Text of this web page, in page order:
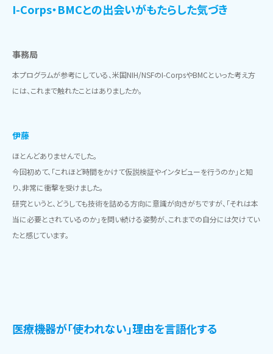
I-Corps・BMCとの出会いがもたらした気づき
事務局
本プログラムが参考にしている、米国NIH/NSFのI-CorpsやBMCといった考え方
には、これまで触れたことはありましたか。
伊藤
ほとんどありませんでした。
今回初めて、「これほど時間をかけて仮説検証やインタビューを行うのか」と知
り、非常に衝撃を受けました。
研究というと、どうしても技術を詰める方向に意識が向きがちですが、「それは本
当に必要とされているのか」を問い続ける姿勢が、これまでの自分には欠けてい
たと感じています。
医療機器が「使われない」理由を言語化する